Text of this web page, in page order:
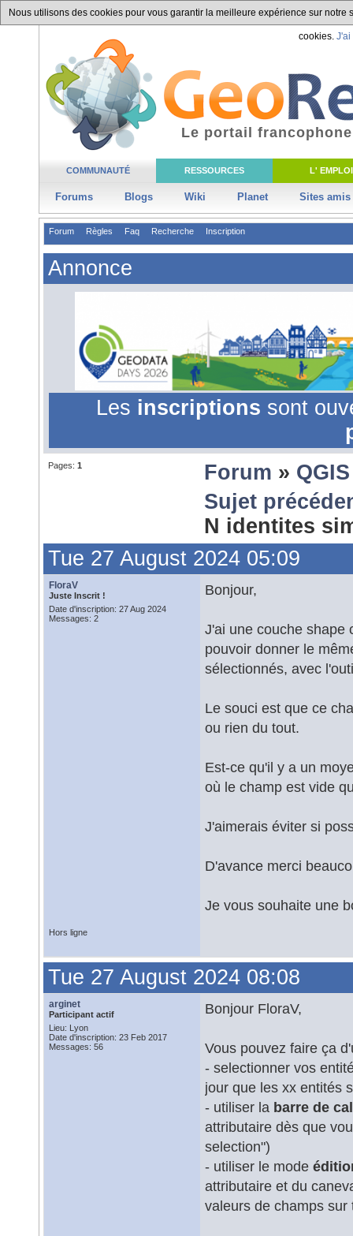
Nous utilisons des cookies pour vous garantir la meilleure expérience sur
cookies. J'ai
COMMUNAUTÉ RESSOURCES L' EMPLOI
Forums Blogs Wiki Planet Sites amis
Le portail
Forum Règles Faq Recherche Inscription
Annonce
Les inscriptions sont
Pages: 1 Forum » QGIS
Sujet
N identites
Tue 27 August 2024 05:09
FloraV
Juste Inscrit !
Date d'inscription: 27 Aug 2024
Messages: 2
Bonjour,
J'ai une couche shape
pouvoir donner le
sélectionnés, avec
Le souci est que ce
ou rien du tout.
Est-ce qu'il y a un
où le champ est vide
J'aimerais éviter si
D'avance merci
Je vous souhaite une
Hors ligne
Tue 27 August 2024 08:08
arginet
Participant actif
Lieu: Lyon
Date d'inscription: 23 Feb 2017
Messages: 56
Bonjour FloraV,
Vous pouvez faire ça
- selectionner vos
jour que les xx entités
- utiliser la barre de
attributaire dès que
selection")
- utiliser le mode
attributaire et du
valeurs de champs